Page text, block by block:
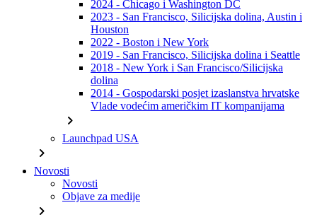
2024 - Chicago i Washington DC
2023 - San Francisco, Silicijska dolina, Austin i
Houston
2022 - Boston i New York
2019 - San Francisco, Silicijska dolina i Seattle
2018 - New York i San Francisco/Silicijska
dolina
2014 - Gospodarski posjet izaslanstva hrvatske
Vlade vodećim američkim IT kompanijama
chevron_right
Launchpad USA
chevron_right
Novosti
Novosti
Objave za medije
chevron_right